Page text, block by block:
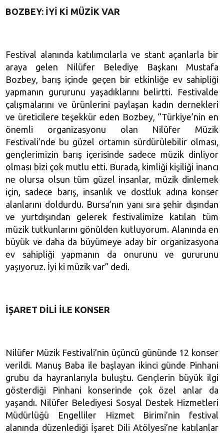
BOZBEY: İYİ Kİ MÜZİK VAR
Festival alanında katılımcılarla ve stant açanlarla bir
araya gelen Nilüfer Belediye Başkanı Mustafa
Bozbey, barış içinde geçen bir etkinliğe ev sahipliği
yapmanın gururunu yaşadıklarını belirtti. Festivalde
çalışmalarını ve ürünlerini paylaşan kadın dernekleri
ve üreticilere teşekkür eden Bozbey, “Türkiye’nin en
önemli organizasyonu olan Nilüfer Müzik
Festivali’nde bu güzel ortamın sürdürülebilir olması,
gençlerimizin barış içerisinde sadece müzik dinliyor
olması bizi çok mutlu etti. Burada, kimliği kişiliği inancı
ne olursa olsun tüm güzel insanlar, müzik dinlemek
için, sadece barış, insanlık ve dostluk adına konser
alanlarını doldurdu. Bursa’nın yanı sıra şehir dışından
ve yurtdışından gelerek festivalimize katılan tüm
müzik tutkunlarını gönülden kutluyorum. Alanında en
büyük ve daha da büyümeye aday bir organizasyona
ev sahipliği yapmanın da onurunu ve gururunu
yaşıyoruz. İyi ki müzik var” dedi.
İŞARET DİLİ İLE KONSER
Nilüfer Müzik Festivali’nin üçüncü gününde 12 konser
verildi. Manuş Baba ile başlayan ikinci günde Pinhani
grubu da hayranlarıyla buluştu. Gençlerin büyük ilgi
gösterdiği Pinhani konserinde çok özel anlar da
yaşandı. Nilüfer Belediyesi Sosyal Destek Hizmetleri
Müdürlüğü Engelliler Hizmet Birimi’nin festival
alanında düzenlediği İşaret Dili Atölyesi’ne katılanlar